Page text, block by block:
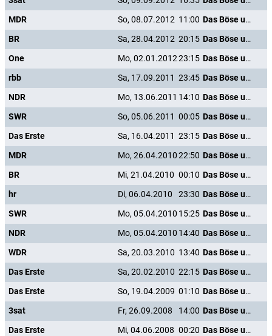
MDR
So, 08.07.2012 11:00
Das Böse unter der Sonne
BR
Sa, 28.04.2012 20:15
Das Böse unter der Sonne
One
Mo, 02.01.201223:15
Das Böse unter der Sonne
rbb
Sa, 17.09.2011 23:45
Das Böse unter der Sonne
NDR
Mo, 13.06.2011 14:10
Das Böse unter der Sonne
SWR
So, 05.06.2011 00:05
Das Böse unter der Sonne
Das Erste
Sa, 16.04.2011 23:15
Das Böse unter der Sonne
MDR
Mo, 26.04.201022:50
Das Böse unter der Sonne
BR
Mi, 21.04.2010 00:10
Das Böse unter der Sonne
hr
Di, 06.04.2010 23:30
Das Böse unter der Sonne
SWR
Mo, 05.04.2010 15:25
Das Böse unter der Sonne
NDR
Mo, 05.04.2010 14:40
Das Böse unter der Sonne
WDR
Sa, 20.03.2010 13:40
Das Böse unter der Sonne
Das Erste
Sa, 20.02.2010 22:15
Das Böse unter der Sonne
Das Erste
So, 19.04.2009 01:10
Das Böse unter der Sonne
3sat
Fr, 26.09.2008 14:00
Das Böse unter der Sonne
Das Erste
Mi, 04.06.2008 00:20
Das Böse unter der Sonne